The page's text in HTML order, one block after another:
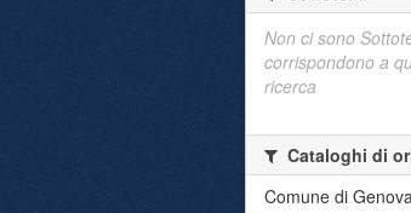
Non ci sono
corrispondono a
ricerca
Cataloghi di
Comune di